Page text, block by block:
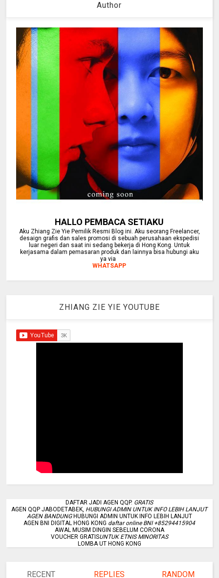
Author
HALLO PEMBACA SETIAKU
Aku Zhiang Zie Yie Pemilik Resmi Blog ini. Aku seorang Freelancer,
desaign grafis dan sales promosi di sebuah perusahaan ekspedisi
luar negeri dan saat ini sedang bekerja di Hong Kong. Untuk
kerjasama dalam pemasaran produk dan lainnya bisa hubungi aku
ya via
WHATSAPP
ZHIANG ZIE YIE YOUTUBE
DAFTAR JADI AGEN QQP. GRATIS
AGEN QQP JABODETABEK, HUBUNGI ADMIN UNTUK INFO LEBIH LANJUT
AGEN BANDUNGHUBUNGI ADMIN UNTUK INFO LEBIH LANJUT
AGEN BNI DIGITAL HONG KONG daftar online BNI +85294415904
AWAL MUSIM DINGIN SEBELUM CORONA
VOUCHER GRATISUNTUK ETNIS MINORITAS
LOMBA UT HONG KONG
RECENT REPLIES RANDOM